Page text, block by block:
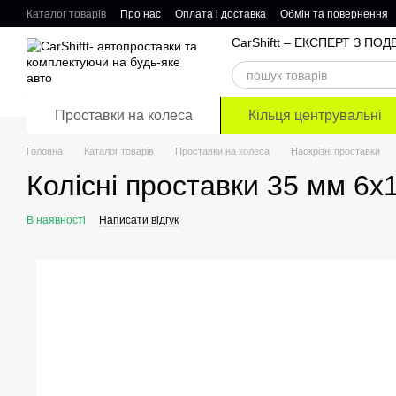
Перейти до основного контенту
Каталог товарів Про нас Оплата і доставка
Обмін та повернення
CarShiftt – ЕКСПЕРТ З
Проставки на колеса Кільця центрувальні
Головна Каталог товарів Проставки на колеса Наскрізні проставки
Колісні проставки 35 мм
В наявності Написати відгук